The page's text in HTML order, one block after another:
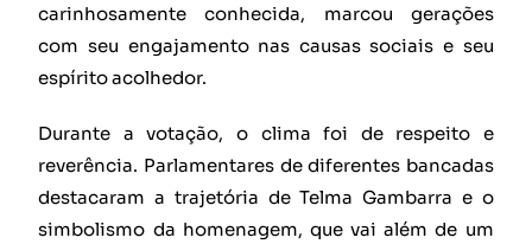
carinhosamente conhecida, marcou gerações
com seu engajamento nas causas sociais e seu
espírito acolhedor.
Durante a votação, o clima foi de respeito e
reverência. Parlamentares de diferentes bancadas
destacaram a trajetória de Telma Gambarra e o
simbolismo da homenagem, que vai além de um